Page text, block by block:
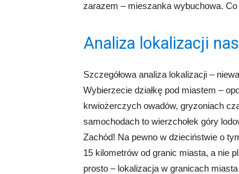
zarazem – mieszanka wybuchowa.
Analiza lokalizacji
Szczegółowa analiza lokalizacji –
Wybierzecie działkę pod miastem –
krwiożerczych owadów, gryzoniach
samochodach to wierzchołek góry
Zachód! Na pewno w dzieciństwie o
15 kilometrów od granic miasta, a nie
prosto – lokalizacja w granicach